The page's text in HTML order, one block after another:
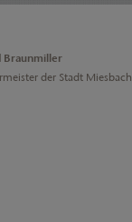
Braunmiller
der Stadt Miesbach